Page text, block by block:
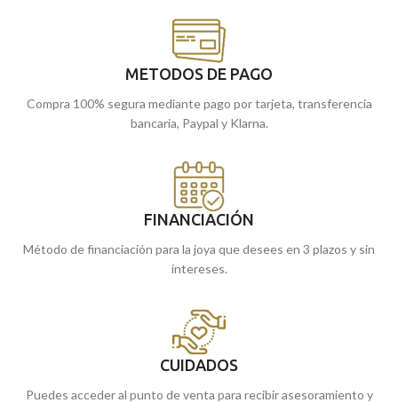
METODOS DE PAGO
Compra 100% segura mediante pago por tarjeta, transferencia
bancaria, Paypal y Klarna.
FINANCIACIÓN
Método de financiación para la joya que desees en 3 plazos y sin
intereses.
CUIDADOS
Puedes acceder al punto de venta para recibir asesoramiento y